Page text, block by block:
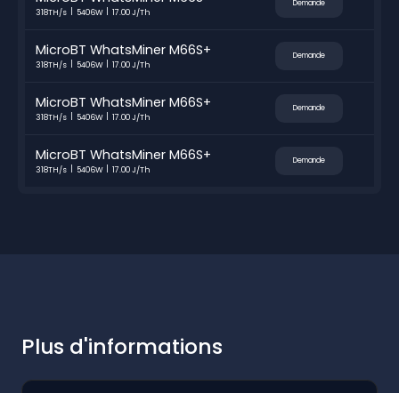
318TH/s 5406W 17.00 J/Th
Demande
MicroBT WhatsMiner M66S+
318TH/s 5406W 17.00 J/Th
Demande
MicroBT WhatsMiner M66S+
318TH/s 5406W 17.00 J/Th
Demande
MicroBT WhatsMiner M66S+
318TH/s 5406W 17.00 J/Th
Demande
Plus d'informations